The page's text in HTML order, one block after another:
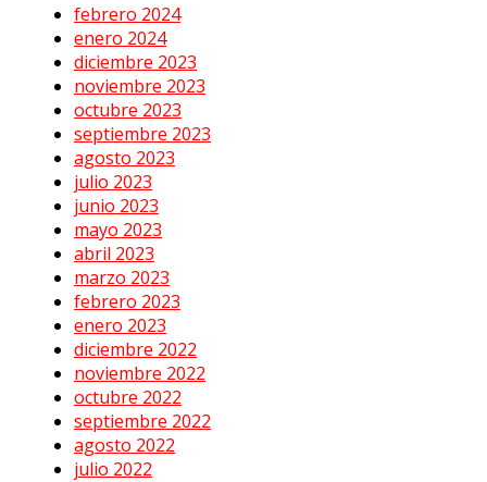
febrero 2024
enero 2024
diciembre 2023
noviembre 2023
octubre 2023
septiembre 2023
agosto 2023
julio 2023
junio 2023
mayo 2023
abril 2023
marzo 2023
febrero 2023
enero 2023
diciembre 2022
noviembre 2022
octubre 2022
septiembre 2022
agosto 2022
julio 2022